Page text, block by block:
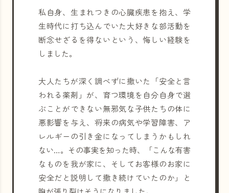
私自身、生まれつきの心臓疾患を抱え、学
生時代に打ち込んでいた大好きな部活動を
断念せざるを得ないという、悔しい経験を
しました。
大人たちが深く調べずに撒いた「安全と言
われる薬剤」が、育つ環境を自分自身で選
ぶことができない無邪気な子供たちの体に
悪影響を与え、将来の病気や学習障害、ア
レルギーの引き金になってしまうかもしれ
ない…。その事実を知った時、「こんな有害
なものを我が家に、そしてお客様のお家に
安全だと説明して撒き続けていたのか」と